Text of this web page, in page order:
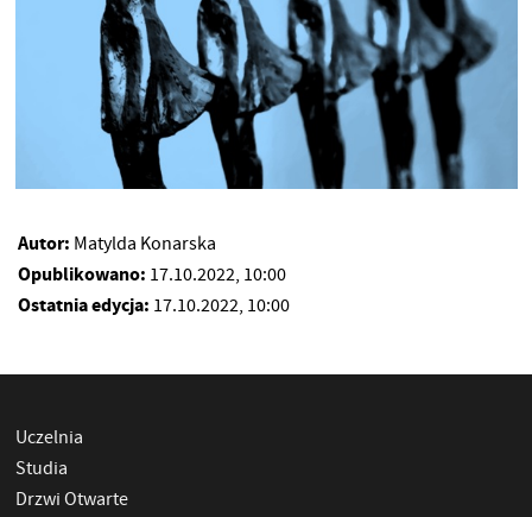
Autor: Matylda Konarska
Opublikowano: 17.10.2022, 10:00
Ostatnia edycja: 17.10.2022, 10:00
Uczelnia
Studia
Drzwi Otwarte